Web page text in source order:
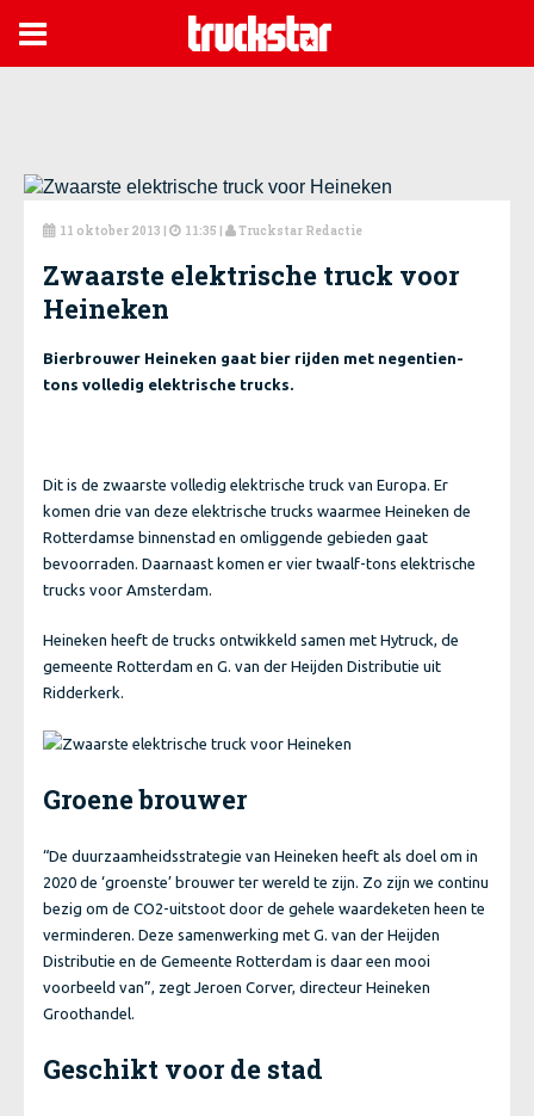

 11 oktober 2013 |  11:35 | Truckstar Redactie
Zwaarste elektrische truck voor
Heineken
Bierbrouwer Heineken gaat bier rijden met negentien-
tons volledig elektrische trucks.
Dit is de zwaarste volledig elektrische truck van Europa. Er
komen drie van deze elektrische trucks waarmee Heineken de
Rotterdamse binnenstad en omliggende gebieden gaat
bevoorraden. Daarnaast komen er vier twaalf-tons elektrische
trucks voor Amsterdam.
Heineken heeft de trucks ontwikkeld samen met Hytruck, de
gemeente Rotterdam en G. van der Heijden Distributie uit
Ridderkerk.
Groene brouwer
“De duurzaamheidsstrategie van Heineken heeft als doel om in
2020 de ‘groenste’ brouwer ter wereld te zijn. Zo zijn we continu
bezig om de CO2-uitstoot door de gehele waardeketen heen te
verminderen. Deze samenwerking met G. van der Heijden
Distributie en de Gemeente Rotterdam is daar een mooi
voorbeeld van”, zegt Jeroen Corver, directeur Heineken
Groothandel.
Geschikt voor de stad